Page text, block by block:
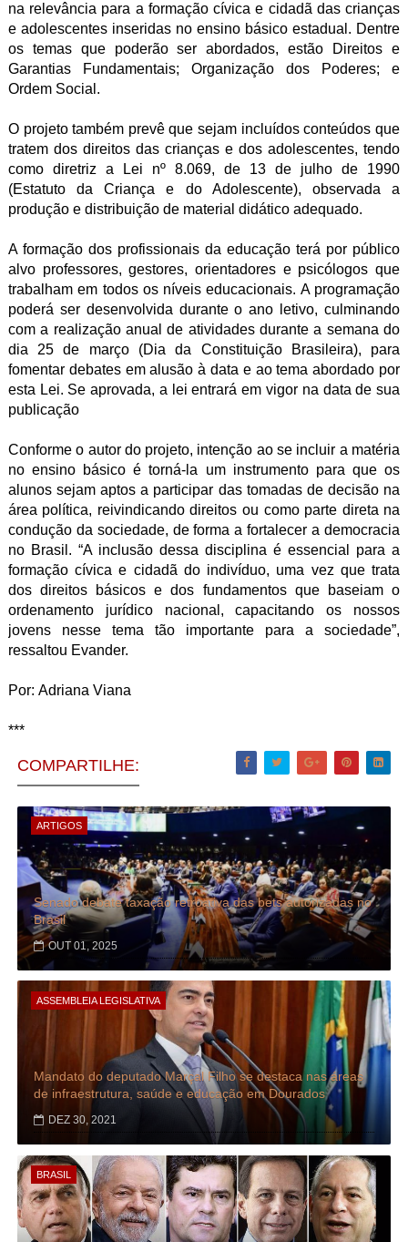
na relevância para a formação cívica e cidadã das crianças
e adolescentes inseridas no ensino básico estadual. Dentre
os temas que poderão ser abordados, estão Direitos e
Garantias Fundamentais; Organização dos Poderes; e
Ordem Social.
O projeto também prevê que sejam incluídos conteúdos que
tratem dos direitos das crianças e dos adolescentes, tendo
como diretriz a Lei nº 8.069, de 13 de julho de 1990
(Estatuto da Criança e do Adolescente), observada a
produção e distribuição de material didático adequado.
A formação dos profissionais da educação terá por público
alvo professores, gestores, orientadores e psicólogos que
trabalham em todos os níveis educacionais. A programação
poderá ser desenvolvida durante o ano letivo, culminando
com a realização anual de atividades durante a semana do
dia 25 de março (Dia da Constituição Brasileira), para
fomentar debates em alusão à data e ao tema abordado por
esta Lei. Se aprovada, a lei entrará em vigor na data de sua
publicação
Conforme o autor do projeto, intenção ao se incluir a matéria
no ensino básico é torná-la um instrumento para que os
alunos sejam aptos a participar das tomadas de decisão na
área política, reivindicando direitos ou como parte direta na
condução da sociedade, de forma a fortalecer a democracia
no Brasil. “A inclusão dessa disciplina é essencial para a
formação cívica e cidadã do indivíduo, uma vez que trata
dos direitos básicos e dos fundamentos que baseiam o
ordenamento jurídico nacional, capacitando os nossos
jovens nesse tema tão importante para a sociedade”,
ressaltou Evander.
Por: Adriana Viana
***
COMPARTILHE:
ARTIGOS
Senado debate taxação retroativa das bets autorizadas no
Brasil
OUT 01, 2025
ASSEMBLEIA LEGISLATIVA
Mandato do deputado Marçal Filho se destaca nas áreas
de infraestrutura, saúde e educação em Dourados
DEZ 30, 2021
BRASIL